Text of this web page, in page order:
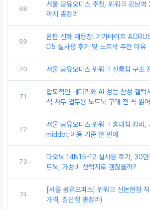
68
서울 공유오피스 추천, 위워크 강남역
까지 총정리
69
완판 신화 재등장! 기가바이트
C5 실사용 후기 및 노트북 추천 이유
70 서울 공유오피스 위워크 선릉점 구조
71
압도적인 배터리와 AI 성능 삼성 갤럭
석 사무 업무용 노트북 구매 전 꼭 읽
72
서울 공유오피스 위워크 홍대점 정
middot;이용 기준 한 번에
73
다오북 14N15-12 실사용 후기, 30만
트북, 가성비 선택지로 괜찮을까?
74
[서울 공유오피스] 위워크 신논현점
가격, 장단점 총정리)